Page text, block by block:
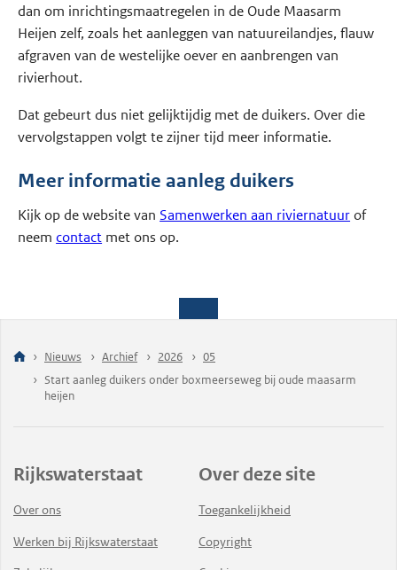
dan om inrichtingsmaatregelen in de Oude Maasarm
Heijen zelf, zoals het aanleggen van natuureilandjes, flauw
afgraven van de westelijke oever en aanbrengen van
rivierhout.
Dat gebeurt dus niet gelijktijdig met de duikers. Over die
vervolgstappen volgt te zijner tijd meer informatie.
Meer informatie aanleg duikers
Kijk op de website van Samenwerken aan riviernatuur of
neemcontact met ons op.
Nieuws Archief 2026
05
Start aanleg duikers onder boxmeerseweg bij oude maasarm
heijen
Rijkswaterstaat
Over ons
Werken bij Rijkswaterstaat
Over deze site
Toegankelijkheid
Copyright